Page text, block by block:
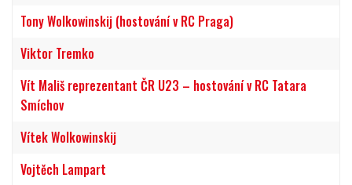
Tony Wolkowinskij (hostování v RC Praga)
Viktor Tremko
Vít Mališ reprezentant ČR U23 – hostování v RC Tatara
Smíchov
Vítek Wolkowinskij
Vojtěch Lampart